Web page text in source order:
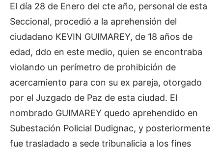
El día 28 de Enero del cte año, personal de esta
Seccional, procedió a la aprehensión del
ciudadano KEVIN GUIMAREY, de 18 años de
edad, ddo en este medio, quien se encontraba
violando un perímetro de prohibición de
acercamiento para con su ex pareja, otorgado
por el Juzgado de Paz de esta ciudad. El
nombrado GUIMAREY quedo aprehendido en
Subestación Policial Dudignac, y posteriormente
fue trasladado a sede tribunalicia a los fines